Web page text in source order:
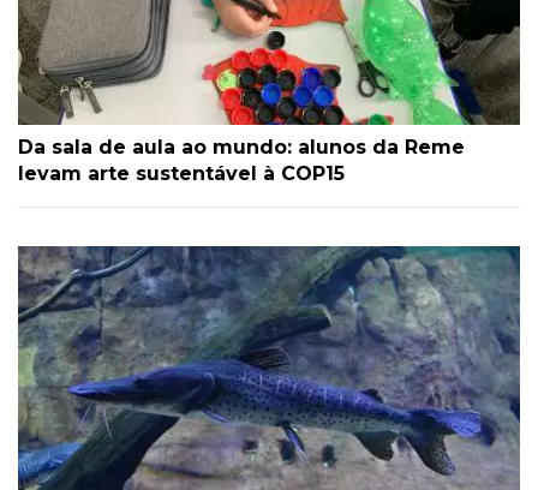
Da sala de aula ao mundo: alunos da Reme
levam arte sustentável à COP15